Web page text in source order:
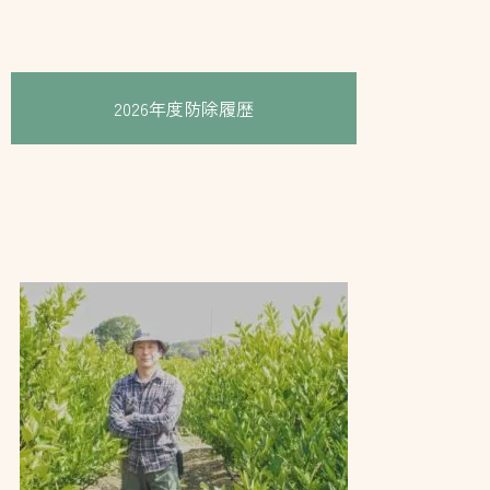
2026年度防除履歴